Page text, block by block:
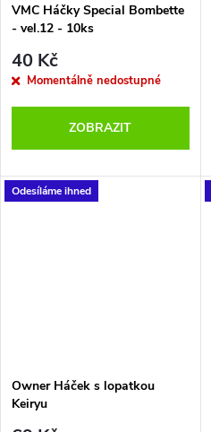
VMC Háčky Special Bombette
- vel.12 - 10ks
40 Kč
Momentálně nedostupné
ZOBRAZIT
Odesíláme ihned
Owner Háček s lopatkou
Keiryu